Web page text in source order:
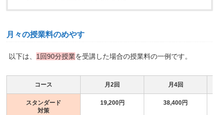
月々の授業料のめやす
以下は、 1回90分授業を受講した場合の授業料の一例です。
コース 月2回 月4回
スタンダード
対策
19,200円 38,400円